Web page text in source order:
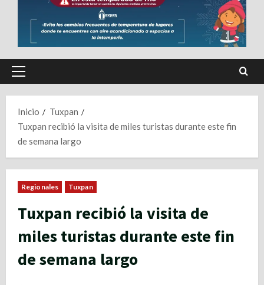
Menú
Inicio
Tuxpan
Tuxpan recibió la visita de miles turistas durante este fin
de semana largo
Regionales Tuxpan
Tuxpan recibió la visita de
miles turistas durante este fin
de semana largo